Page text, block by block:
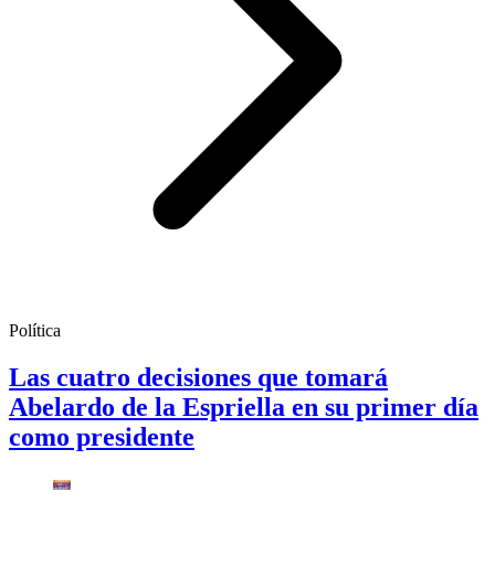
Política
Las cuatro decisiones que tomará
Abelardo de la Espriella en su primer día
como presidente